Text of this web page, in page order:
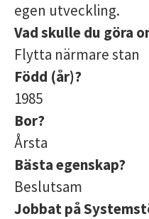
egen utveckling.
Vad skulle du göra
Flytta närmare stan
Född (år)?
1985
Bor?
Årsta
Bästa egenskap?
Beslutsam
Jobbat på